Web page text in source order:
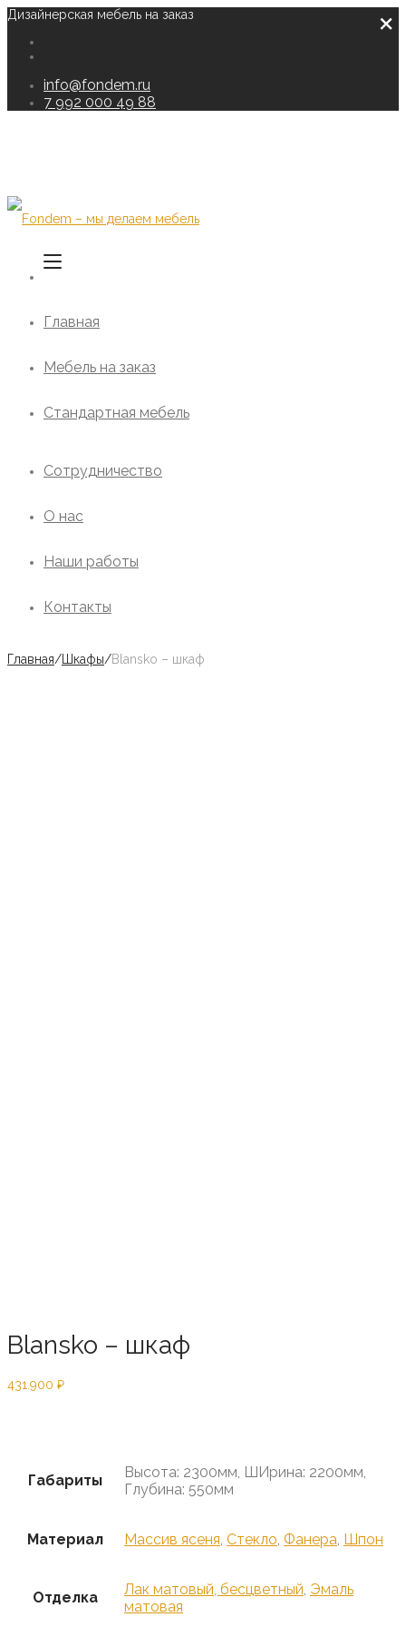
Дизайнерская мебель на заказ
info@fondem.ru
7 992 000 49 88
Главная
Мебель на заказ
Стандартная мебель
Сотрудничество
О нас
Наши работы
Контакты
Главная/ Шкафы/Blansko – шкаф
Blansko – шкаф
431.900 ₽
Габариты
Высота: 2300мм, ШИрина: 2200мм,
Глубина: 550мм
Материал Массив ясеня Стекло Фанера Шпон
Отделка Лак матовый, бесцветный Эмаль
матовая
×